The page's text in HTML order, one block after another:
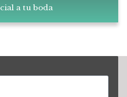
a tu boda